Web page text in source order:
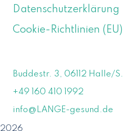
Datenschutzerklärung
Cookie-Richtlinien (EU)
Buddestr. 3, 06112 Halle/S.
+49 160 410 1992
info@LANGE-gesund.de
2026